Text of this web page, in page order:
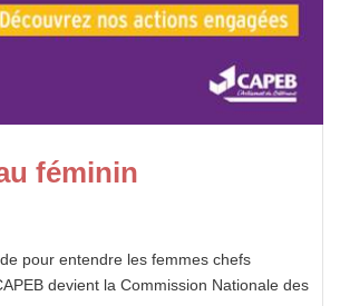
féminin
pour entendre les femmes chefs
devient la Commission Nationale des